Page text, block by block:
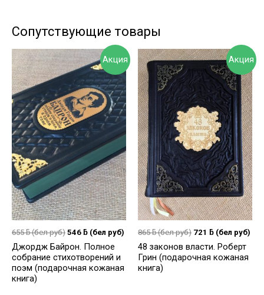
Сопутствующие товары
Акция
655ƃ(бел руб) 546 ƃ (бел руб)
Джордж Байрон. Полное
собрание стихотворений и
поэм (подарочная кожаная
книга)
Акция
865ƃ(бел руб) 721 ƃ (бел руб)
48 законов власти. Роберт
Грин (подарочная кожаная
книга)